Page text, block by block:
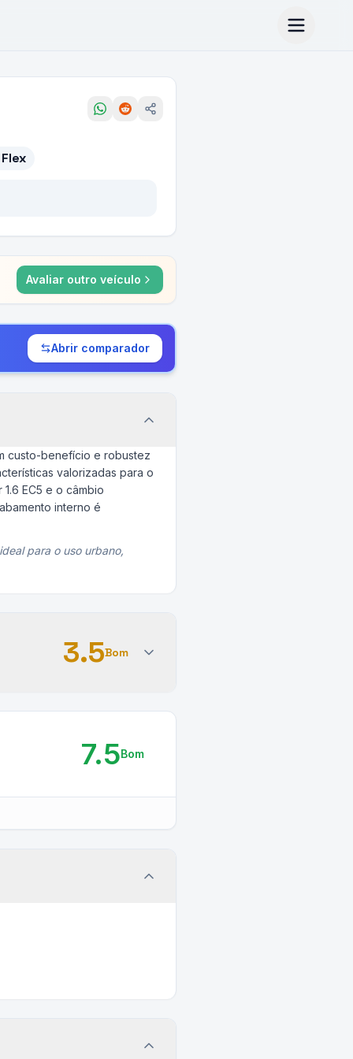
Avaliar outro veículo
Abrir comparador
custo-benefício e robustez
valorizadas para o
EC5 e o câmbio
interno é
para o uso urbano,
3.5Bom
7.5Bom